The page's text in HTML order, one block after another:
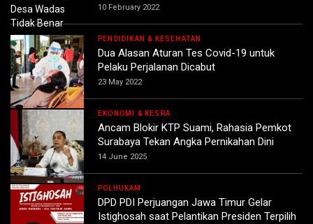
10 February 2022
PENDIDIKAN & KESEHATAN
Dua Alasan Aturan Tes Covid-19 untuk
Pelaku Perjalanan Dicabut
23 May 2022
EKONOMI & KESRA
Ancam Blokir KTP Suami, Rahasia Pemkot
Surabaya Tekan Angka Pernikahan Dini
14 June 2025
POLHUKAM
DPD PDI Perjuangan Jawa Timur Gelar
Istighosah saat Pelantikan Presiden Terpilih